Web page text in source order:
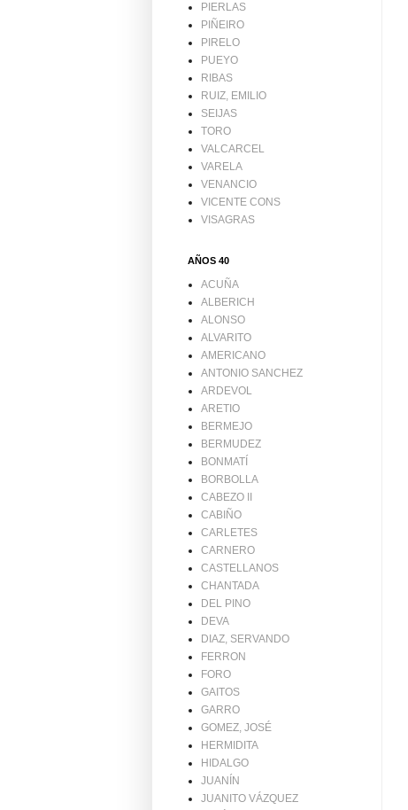
PIERLAS
PIÑEIRO
PIRELO
PUEYO
RIBAS
RUIZ, EMILIO
SEIJAS
TORO
VALCARCEL
VARELA
VENANCIO
VICENTE CONS
VISAGRAS
AÑOS 40
ACUÑA
ALBERICH
ALONSO
ALVARITO
AMERICANO
ANTONIO SANCHEZ
ARDEVOL
ARETIO
BERMEJO
BERMUDEZ
BONMATÍ
BORBOLLA
CABEZO II
CABIÑO
CARLETES
CARNERO
CASTELLANOS
CHANTADA
DEL PINO
DEVA
DIAZ, SERVANDO
FERRON
FORO
GAITOS
GARRO
GOMEZ, JOSÉ
HERMIDITA
HIDALGO
JUANÍN
JUANITO VÁZQUEZ